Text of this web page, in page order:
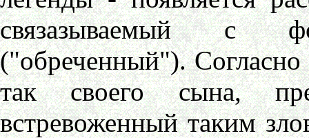
связазываемый с
("обреченный"). Согласно
так своего сына,
встревоженный таким